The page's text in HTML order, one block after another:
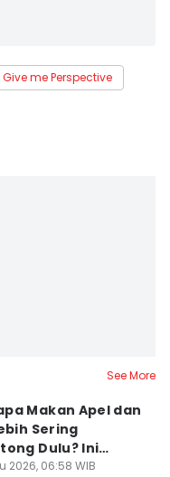
Give me Perspective
See More
Makan Apel dan
Sering
Dulu? Ini
2026, 06:58 WIB